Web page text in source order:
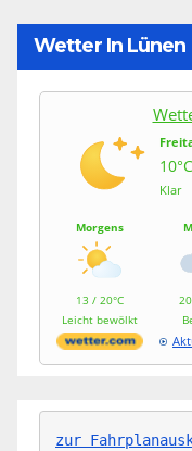
Wetter In Lünen
10°C
Klar
Morgens
13 / 20°C
Leicht bewölkt
zur